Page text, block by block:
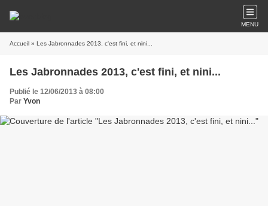
MENU
Accueil » Les Jabronnades 2013, c'est fini, et nini...
Les Jabronnades 2013, c'est fini, et nini...
Publié le 12/06/2013 à 08:00
Par Yvon